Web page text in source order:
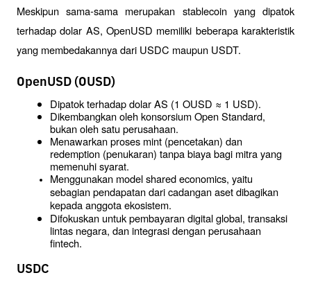
Meskipun sama-sama merupakan stablecoin yang dipatok
terhadap dolar AS, OpenUSD memiliki beberapa karakteristik
yang membedakannya dari USDC maupun USDT.
OpenUSD (OUSD)
Dipatok terhadap dolar AS (1 OUSD ≈ 1 USD).
Dikembangkan oleh konsorsium Open Standard,
bukan oleh satu perusahaan.
Menawarkan proses mint (pencetakan) dan
redemption (penukaran) tanpa biaya bagi mitra yang
memenuhi syarat.
Menggunakan model shared economics, yaitu
sebagian pendapatan dari cadangan aset dibagikan
kepada anggota ekosistem.
Difokuskan untuk pembayaran digital global, transaksi
lintas negara, dan integrasi dengan perusahaan
fintech.
USDC